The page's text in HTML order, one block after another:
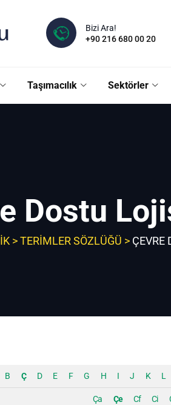
Bizi Ara!
+90 216 680 00 20
Taşımacılık Sektörler
Dostu
>TERIMLER SÖZLÜĞÜ > ÇEVRE
B Ç D E F G H I J K L
Ça Çe Cf Ci